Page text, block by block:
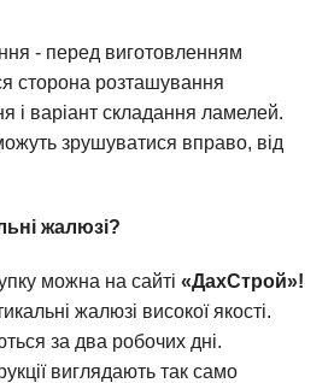
- перед виготовленням
сторона розташування
і варіант складання ламелей.
зрушуватися вправо, від
жалюзі?
можна на сайті «ДахСтрой»!
жалюзі високої якості.
за два робочих дні.
виглядають так само